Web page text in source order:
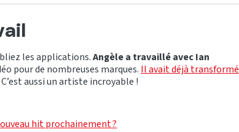
les applications.Angèle a travaillé avec Ian
pour de nombreuses marques. Il avait déjà transformé
C’est aussi un artiste incroyable !
hit prochainement ?